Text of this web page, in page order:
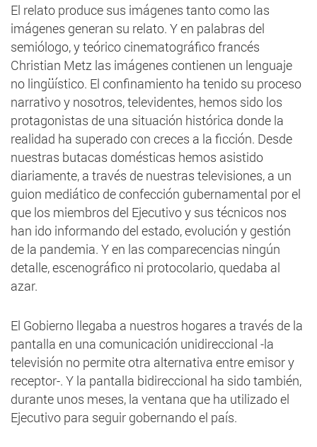
El relato produce sus imágenes tanto como las
imágenes generan su relato. Y en palabras del
semiólogo, y teórico cinematográfico francés
Christian Metz las imágenes contienen un lenguaje
no lingüístico. El confinamiento ha tenido su proceso
narrativo y nosotros, televidentes, hemos sido los
protagonistas de una situación histórica donde la
realidad ha superado con creces a la ficción. Desde
nuestras butacas domésticas hemos asistido
diariamente, a través de nuestras televisiones, a un
guion mediático de confección gubernamental por el
que los miembros del Ejecutivo y sus técnicos nos
han ido informando del estado, evolución y gestión
de la pandemia. Y en las comparecencias ningún
detalle, escenográfico ni protocolario, quedaba al
azar.
El Gobierno llegaba a nuestros hogares a través de la
pantalla en una comunicación unidireccional -la
televisión no permite otra alternativa entre emisor y
receptor-. Y la pantalla bidireccional ha sido también,
durante unos meses, la ventana que ha utilizado el
Ejecutivo para seguir gobernando el país.